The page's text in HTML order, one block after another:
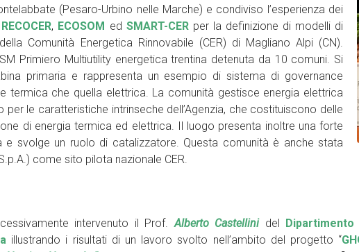
(Pesaro-Urbino nelle Marche) e condiviso l’esperienza dei
RECOCER, ECOSOM ed SMART-CERper la definizione di modelli di
Comunità Energetica Rinnovabile (CER) di Magliano Alpi (CN).
Primiero Multiutility energetica trentina detenuta da 10 comuni. Si
primaria e rappresenta un esempio di sistema di governance
termica che quella elettrica. La comunità gestisce energia elettrica
le caratteristiche intrinseche dell’Agenzia, che costituiscono delle
di energia termica ed elettrica. Il luogo presenta inoltre una forte
e svolge un ruolo di catalizzatore. Questa comunità è anche stata
come sito pilota nazionale CER.
intervenuto il Prof.Alberto Castellinidel
illustrando i risultati di un lavoro svolto nell’ambito del progetto “